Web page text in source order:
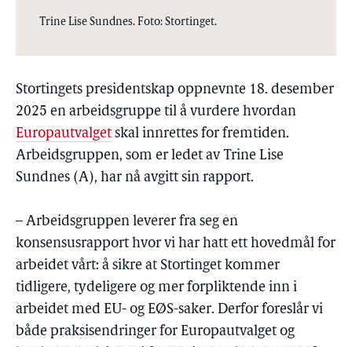
Trine Lise Sundnes. Foto: Stortinget.
Stortingets presidentskap oppnevnte 18. desember
2025 en arbeidsgruppe til å vurdere hvordan
Europautvalget skal innrettes for fremtiden.
Arbeidsgruppen, som er ledet av Trine Lise
Sundnes (A), har nå avgitt sin rapport.
– Arbeidsgruppen leverer fra seg en
konsensusrapport hvor vi har hatt ett hovedmål for
arbeidet vårt: å sikre at Stortinget kommer
tidligere, tydeligere og mer forpliktende inn i
arbeidet med EU- og EØS-saker. Derfor foreslår vi
både praksisendringer for Europautvalget og